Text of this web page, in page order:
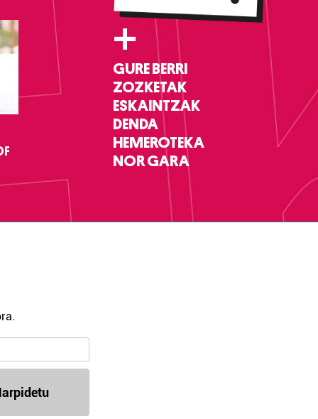
+
GURE BERRI
ZOZKETAK
ESKAINTZAK
DENDA
HEMEROTEKA
NOR GARA